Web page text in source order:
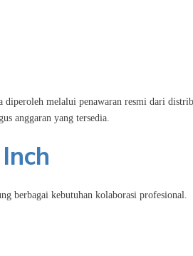
melalui penawaran resmi dari
anggaran yang tersedia.
berbagai kebutuhan kolaborasi profesional.